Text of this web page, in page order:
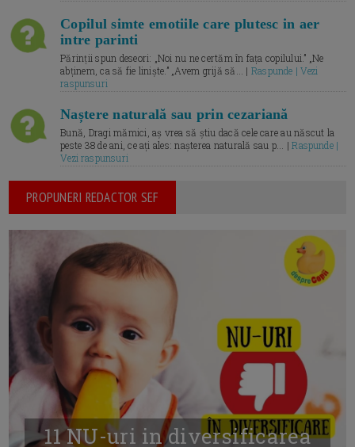
Copilul simte emotiile care plutesc in aer
intre parinti
Părinții spun deseori: „Noi nu ne certăm în fața copilului.” „Ne
abținem, ca să fie liniște.” „Avem grijă să... | Raspunde | Vezi
raspunsuri
Naștere naturală sau prin cezariană
Bună, Dragi mămici, aș vrea să știu dacă cele care au născut la
peste 38 de ani, ce ați ales: nașterea naturală sau p... |Raspunde |
Vezi raspunsuri
PROPUNERI REDACTOR SEF
11 NU-uri in diversificarea